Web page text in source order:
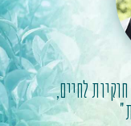
לחיים,